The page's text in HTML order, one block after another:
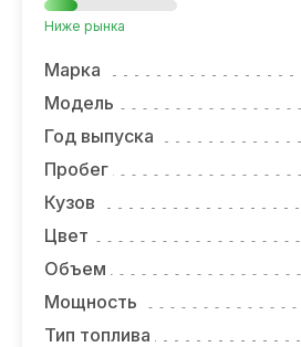
ЛИЗИНГ
НОВОСТИ
ОТЗЫВЫ
ВАКАНСИИ
О КОМПАНИИ
КОНТАКТЫ
Ниже рынка
Марка
Модель
Год выпуска
Пробег
Кузов
Цвет
Объем
Мощность
Тип топлива